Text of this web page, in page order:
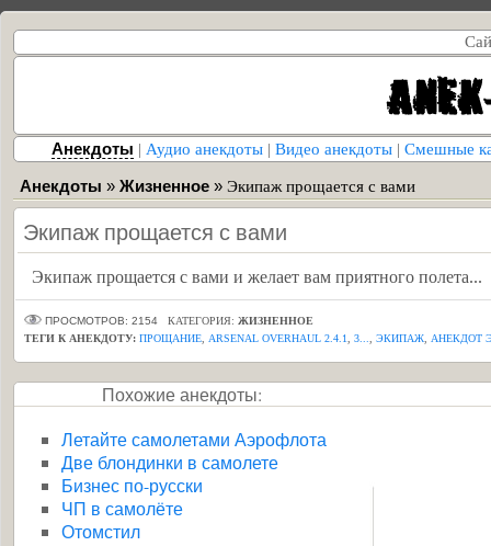
Анекдоты | Аудио анекдоты | Видео анекдоты | Смешные
Анекдоты » Жизненное » Экипаж прощается с вами
Экипаж прощается с вами
Экипаж прощается с вами и желает вам приятного полета...
ПРОСМОТРОВ: 2154 КАТЕГОРИЯ: ЖИЗНЕННОЕ
ТЕГИ К АНЕКДОТУ: ПРОЩАНИЕ ARSENAL OVERHAUL 2.4.1 3... ЭКИПАЖ АНЕКДОТ
Похожие анекдоты:
Летайте самолетами Аэрофлота
Две блондинки в самолете
Бизнес по-русски
ЧП в самолёте
Отомстил